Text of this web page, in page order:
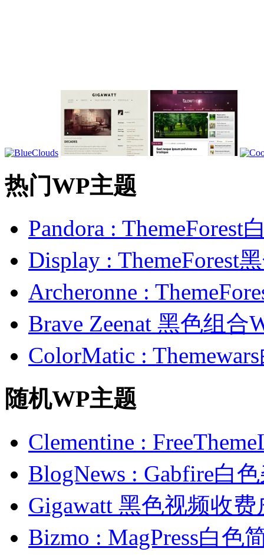
热门WP主题
Pandora : ThemeForest
Display : ThemeForest
Archeronne :
Brave Zeenat 黑色组合
ColorMatic :
随机WP主题
Clementine :
BlogNews : Gabfire白
Gigawatt 黑色视频收费
Bizmo : MagPress白色